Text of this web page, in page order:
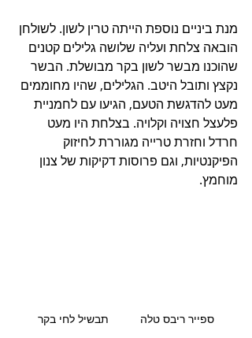
מנת ביניים נוספת הייתה טרין לשון. לשולחן
הובאה צלחת ועליה שלושה גלילים קטנים
שהוכנו מבשר לשון בקר מבושלת. הבשר
נקצץ ותובל היטב. הגלילים, שהיו מחוממים
מעט להדגשת הטעם, הגיעו עם לחמניית
פלעצל חצויה וקלויה. בצלחת היו מעט
חרדל וחזרת טרייה מגוררת לחיזוק
הפיקנטיות, וגם פרוסות דקיקות של צנון
מוחמץ.
ספייר ריבס טלה          תבשיל לחי בקר